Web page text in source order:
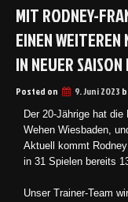
MIT RODNEY-
EINEN
IN NEUER
Posted on 9. Juni 2023
Der 20-Jährige hat
Wehen Wiesbaden,
Aktuell kommt
in 31 Spielen bereits
Unser Trainer-Team